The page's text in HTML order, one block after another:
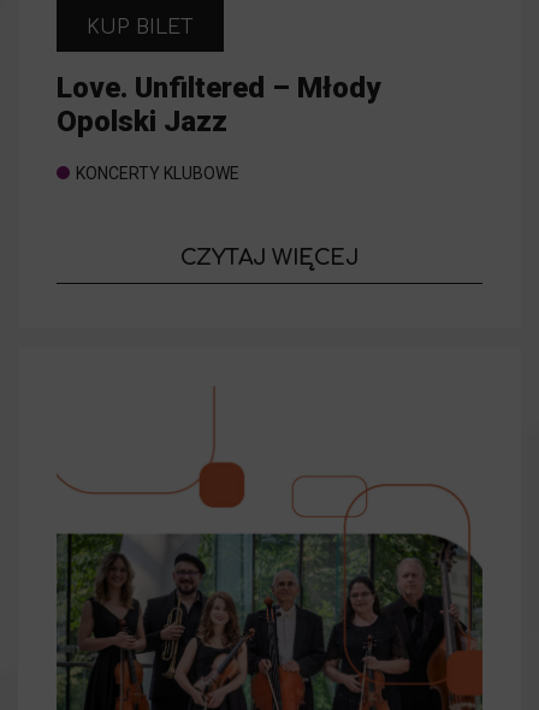
KUP BILET
Love. Unfiltered – Młody
Opolski Jazz
KONCERTY KLUBOWE
CZYTAJ WIĘCEJ
Love.